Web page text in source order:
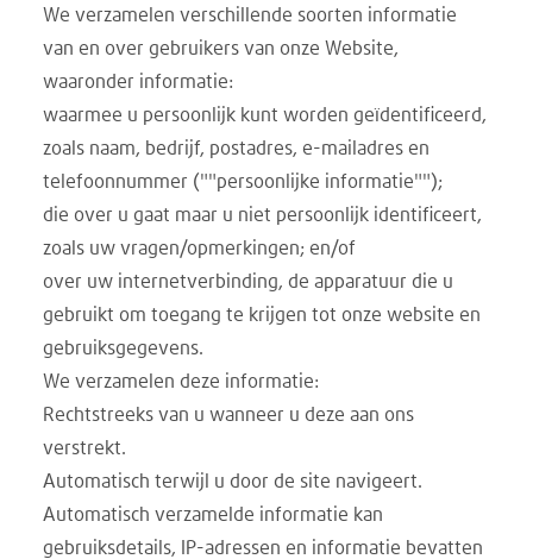
We verzamelen verschillende soorten informatie
van en over gebruikers van onze Website,
waaronder informatie:
waarmee u persoonlijk kunt worden geïdentificeerd,
zoals naam, bedrijf, postadres, e-mailadres en
telefoonnummer (""persoonlijke informatie"");
die over u gaat maar u niet persoonlijk identificeert,
zoals uw vragen/opmerkingen; en/of
over uw internetverbinding, de apparatuur die u
gebruikt om toegang te krijgen tot onze website en
gebruiksgegevens.
We verzamelen deze informatie:
Rechtstreeks van u wanneer u deze aan ons
verstrekt.
Automatisch terwijl u door de site navigeert.
Automatisch verzamelde informatie kan
gebruiksdetails, IP-adressen en informatie bevatten